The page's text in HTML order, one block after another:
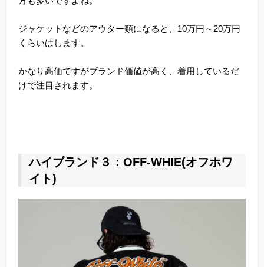
ジャケットなどのアウター類になると、10万円～20万円
くらいはします。
かなり高価ですがブランド価値が高く、着用しているだ
けで注目されます。
ハイブランド３：OFF-WHIE(オフホワ
イト)